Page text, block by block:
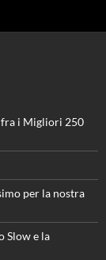
fra i Migliori 250
per la nostra
Slow e la